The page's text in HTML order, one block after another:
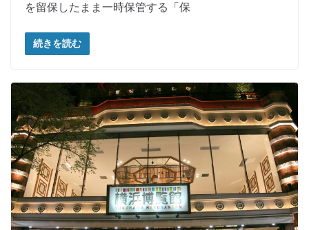
を留保したまま一時保管する「保
続きを読む